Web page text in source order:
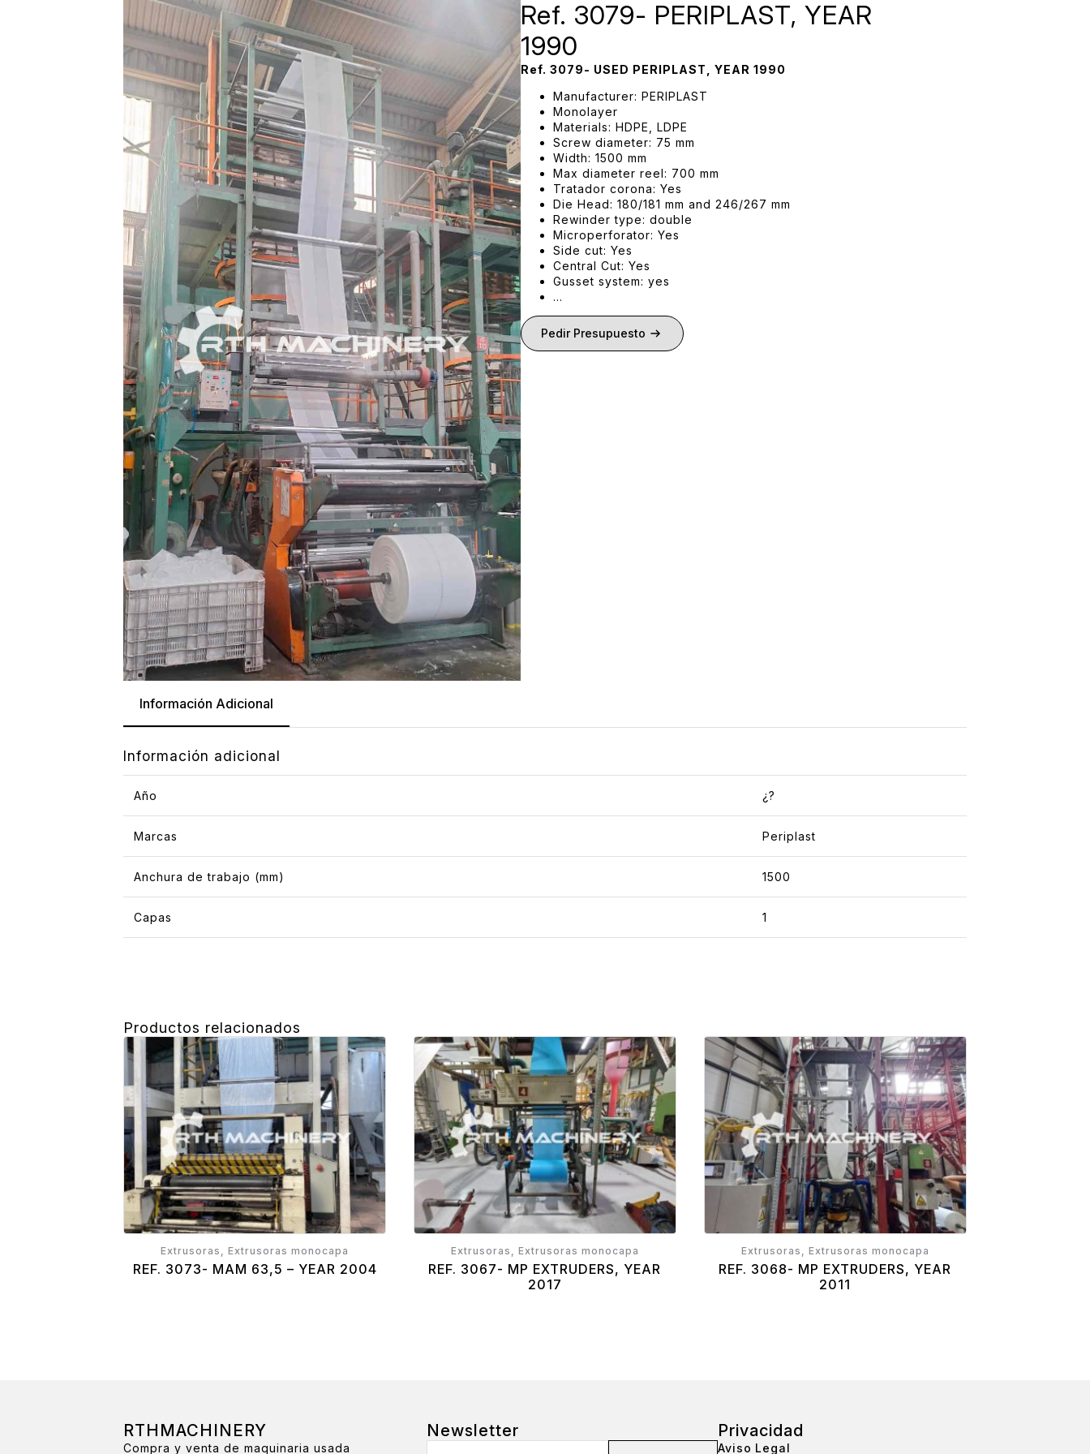
Ref. 3079- PERIPLAST, YEAR
1990
Ref. 3079- USED PERIPLAST, YEAR 1990
Manufacturer: PERIPLAST
Monolayer
Materials: HDPE, LDPE
Screw diameter: 75 mm
Width: 1500 mm
Max diameter reel: 700 mm
Tratador corona: Yes
Die Head: 180/181 mm and 246/267 mm
Rewinder type: double
Microperforator: Yes
Side cut: Yes
Central Cut: Yes
Gusset system: yes
…
Pedir Presupuesto
Información Adicional
Información adicional
Año ¿?
Marcas Periplast
Anchura de trabajo (mm) 1500
Capas 1
Productos relacionados
Extrusoras, Extrusoras monocapa
REF. 3073- MAM 63,5 – YEAR 2004
Extrusoras, Extrusoras monocapa
REF. 3067- MP EXTRUDERS, YEAR
2017
Extrusoras, Extrusoras monocapa
REF. 3068- MP EXTRUDERS, YEAR
2011
RTHMACHINERY
Compra y venta de maquinaria usada
Newsletter
Email
Privacidad
Aviso Legal